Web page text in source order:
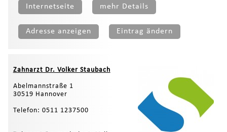
Internetseite mehr Details
Adresse anzeigen Eintrag ändern
Zahnarzt Dr. Volker Staubach
Abelmannstraße 1
30519 Hannover
Telefon: 0511 1237500